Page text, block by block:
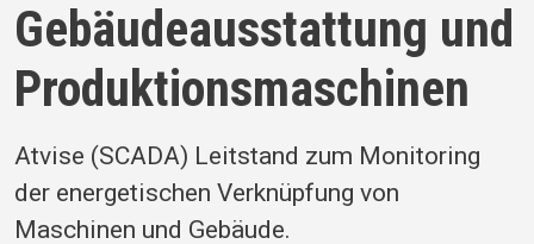
Gebäudeausstattung und
Produktionsmaschinen
Atvise (SCADA) Leitstand zum Monitoring
der energetischen Verknüpfung von
Maschinen und Gebäude.